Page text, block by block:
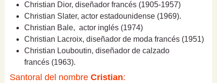
Christian Dior, diseñador francés (1905-1957)
Christian Slater, actor estadounidense (1969).
Christian Bale, actor inglés (1974)
Christian Lacroix, diseñador de moda francés (1951)
Christian Louboutin, diseñador de calzado
francés (1963).
Santoral del nombre Cristian: